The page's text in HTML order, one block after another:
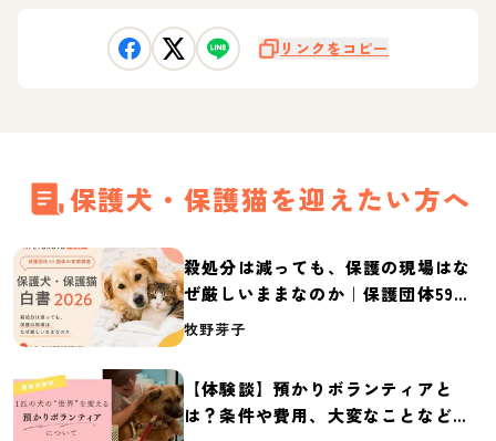
リンクをコピー
保護犬・保護猫を迎えたい方へ
殺処分は減っても、保護の現場はな
ぜ厳しいままなのか｜保護団体59団
体の実態調査【保護犬・保護猫白書
牧野芽子
【体験談】預かりボランティアと
は？条件や費用、大変なことなど紹